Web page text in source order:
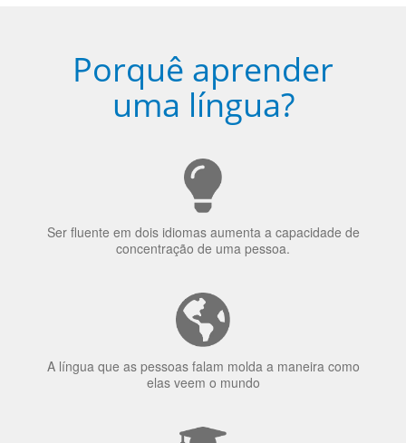
Porquê aprender
uma língua?
concentração de uma pessoa.
elas veem o mundo